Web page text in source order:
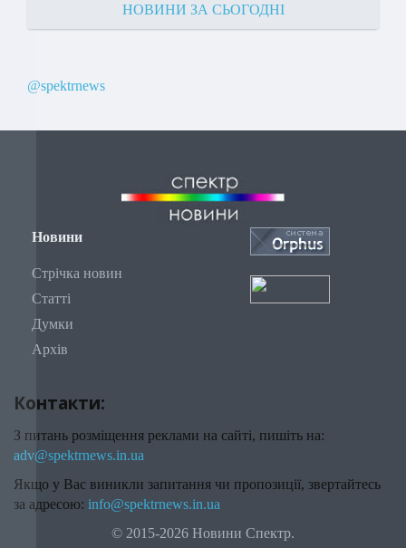
НОВИНИ ЗА СЬОГОДНІ
@spektrnews
Новини
Стрічка новин
Статті
Думки
Архів
Контакти:
З питань розміщення реклами на сайті, пишіть на:
adv@spektrnews.in.ua
Якщо у Вас виникли запитання чи пропозиції, звертайтесь
за адресою: info@spektrnews.in.ua
© 2015-2026 Новини Спектр.